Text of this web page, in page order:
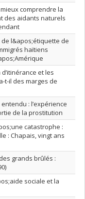
comprendre la
des aidants naturels
l&apos;étiquette de
haïtiens
et les
t-il des marges de
entendu : l’expérience
de la prostitution
catastrophe :
: Chapais, vingt ans
grands brûlés :
sociale et la